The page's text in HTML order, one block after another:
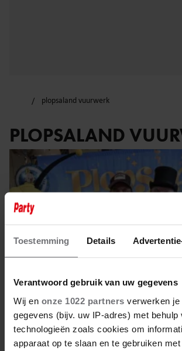
Toestemming Details
Verantwoord gebruik van uw gegevens
Wij en onze 1022 partners verwerken
gegevens (bijv. uw IP-adres) met behulp
technologieën zoals cookies om
apparaat op te slaan en te gebruiken
plopsaland vuurwerk
PLOPSALAND
31 maart 2025